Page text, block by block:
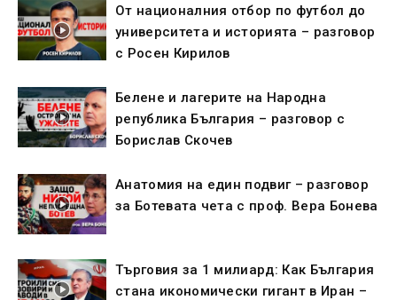
От националния отбор по футбол до
университета и историята – разговор
с Росен Кирилов
Белене и лагерите на Народна
република България – разговор с
Борислав Скочев
Анатомия на един подвиг – разговор
за Ботевата чета с проф. Вера Бонева
Търговия за 1 милиард: Как България
стана икономически гигант в Иран –